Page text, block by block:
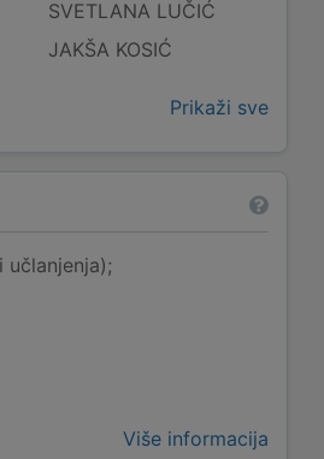
SVETLANA LUČIĆ
JAKŠA KOSIĆ
Prikaži sve
Više informacija